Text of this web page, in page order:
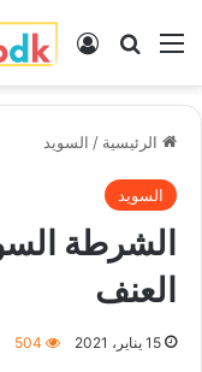
القائمة بحث عنتسجيل
الرئيسية / السويد
السويد
الشرطة
العنف
15 يناير، 2021 504